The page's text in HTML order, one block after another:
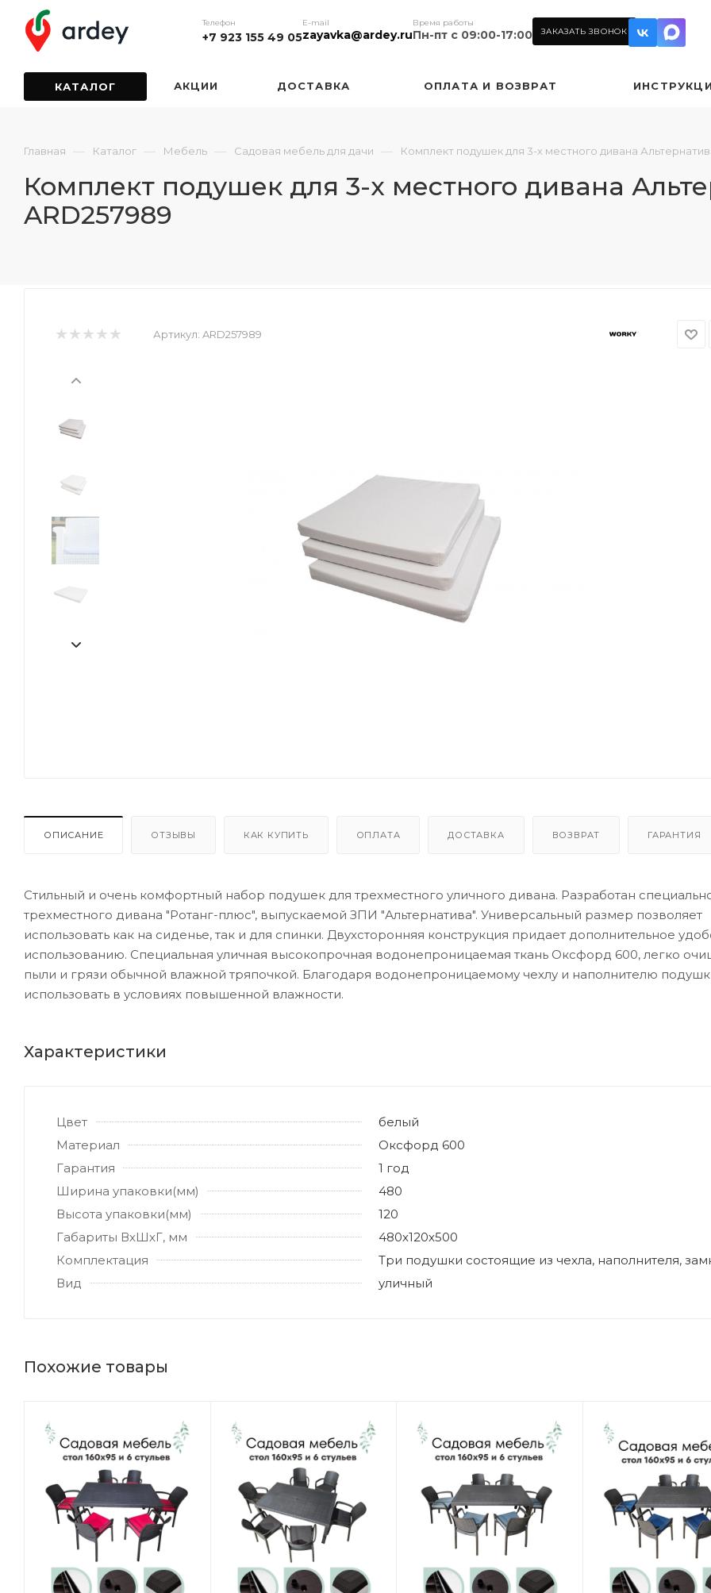
Телефон
+7 923 155 49 05
E-mail
zayavka@ardey.ru
Время работы
Пн-пт с 09:00-17:00 ЗАКАЗАТЬ ЗВОНОК
КАТАЛОГ АКЦИИ ДОСТАВКА ОПЛАТА И ВОЗВРАТ
Главная — Каталог — Мебель — Садовая мебель для дачи — Комплект подушек для 3-х местного дивана
Комплект подушек для 3-х местного дивана
ARD257989
Артикул: ARD257989
ОПИСАНИЕ ОТЗЫВЫ КАК КУПИТЬ ОПЛАТА ДОСТАВКА ВОЗВРАТ ГАРАНТИЯ
Стильный и очень комфортный набор подушек для трехместного уличного дивана. Разработан
трехместного дивана "Ротанг-плюс", выпускаемой ЗПИ "Альтернатива". Универсальный размер позволяет
использовать как на сиденье, так и для спинки. Двухсторонняя конструкция придает дополнительное
использованию. Специальная уличная высокопрочная водонепроницаемая ткань Оксфорд 600, легко
пыли и грязи обычной влажной тряпочкой. Благодаря водонепроницаемому чехлу и наполнителю
использовать в условиях повышенной влажности.
Характеристики
Цвет
белый
Материал
Оксфорд 600
Гарантия
1 год
Ширина упаковки(мм)
480
Высота упаковки(мм)
120
Габариты ВхШхГ, мм
480х120х500
Комплектация
Три подушки состоящие из чехла, наполнителя,
Вид
уличный
Похожие товары